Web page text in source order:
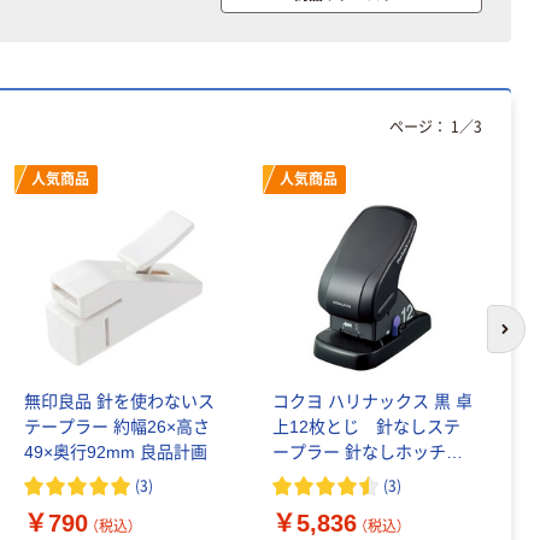
人気商品
無印良品 針を使わないス
テープラー 約幅26×高さ
49×奥行92mm 良品計画
(3)
￥790 （税込）
人気商品
コクヨ ハリナックス 黒 卓
上12枚とじ 針なしステ
ープラー 針なしホッチキ
ス SLN-MS112D 1台
(3)
￥5,836 （税込）
ページ： 1／3
次
チックグローブ
スタンダード
￥126~
本気プライス
ティッシュペー
パー ボックス
150組 5箱入 ア
スクル スマート
コンパクト ビ
ビッド PEFC認
証
￥328~ （税込）
本気プライス
トイレットペー